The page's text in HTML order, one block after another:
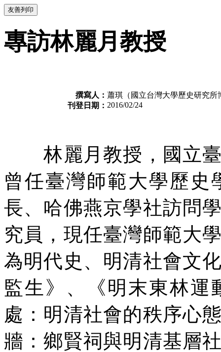
專訪林麗月教授
撰寫人： 蕭琪（國立台灣大學歷史研究所
刊登日期： 2016/02/24
林麗月教授，國立臺
曾任臺灣師範大學歷史
長、哈佛燕京學社訪問
究員，現任臺灣師範大
為明代史、明清社會文
監生》、《明末東林運
處：明清社會的秩序心
牆：鄉賢祠與明清基層